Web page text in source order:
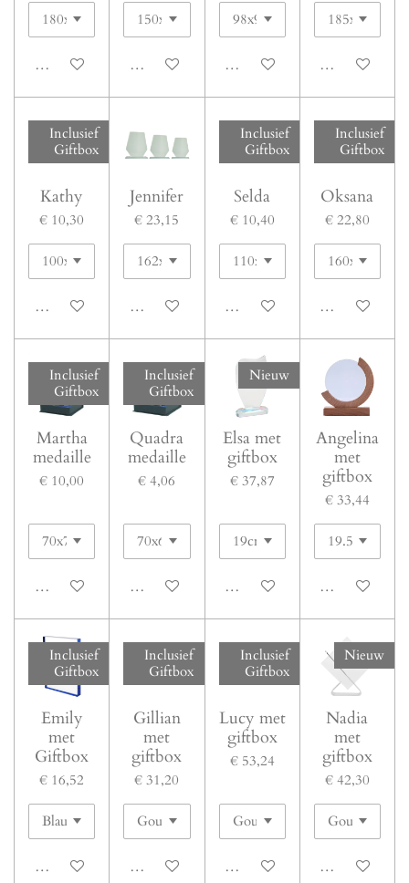
Bekijk details Bekijk details Bekijk details Bekijk details
Inclusief
Giftbox
Kathy
€ 10,30
Bekijk details
Jennifer
€ 23,15
Bekijk details
Inclusief
Giftbox
Selda
€ 10,40
Bekijk details
Inclusief
Giftbox
Oksana
€ 22,80
Bekijk details
Inclusief
Giftbox
Martha
medaille
€ 10,00
Bekijk details
Inclusief
Giftbox
Quadra
medaille
€ 4,06
Bekijk details
Nieuw
Elsa met
giftbox
€ 37,87
Bekijk details
Angelina
met
giftbox
€ 33,44
Bekijk details
Inclusief
Giftbox
Emily
met
Giftbox
€ 16,52
Bekijk details
Inclusief
Giftbox
Gillian
met
giftbox
€ 31,20
Bekijk details
Inclusief
Giftbox
Lucy met
giftbox
€ 53,24
Bekijk details
Nieuw
Nadia
met
giftbox
€ 42,30
Bekijk details